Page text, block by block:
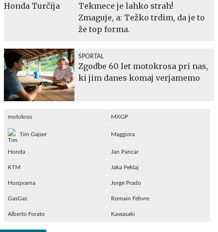
Tekmece je lahko strah!
Zmaguje, a: Težko trdim, da je to
že top forma.
SPORTAL
Zgodbe 60 let motokrosa pri nas,
ki jim danes komaj verjamemo
motokros MXGP
Tim Gajser Maggiora
Honda Jan Pancar
KTM Jaka Peklaj
Husqvarna Jorge Prado
GasGas Romain Febvre
Alberto Forato Kawasaki